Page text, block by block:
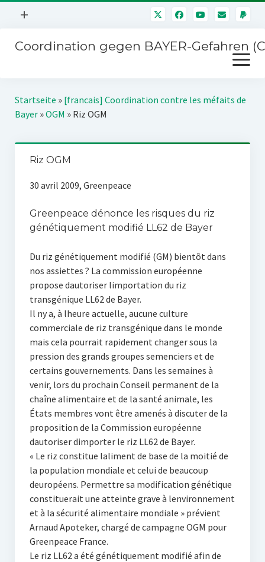
Menü
+
Mitmachen
Über uns
Impressum
Coordination gegen BAYER-Gefahren
Menü
öffnen
Kampagnen
Startseite » [francais] Coordination contre les méfaits de
Bayer»OGM » Riz OGM
Riz OGM
30 avril 2009, Greenpeace
Greenpeace dénonce les risques du riz
génétiquement modifié LL62 de Bayer
Du riz génétiquement modifié (GM) bientôt dans
nos assiettes ? La commission européenne
propose dautoriser limportation du riz
transgénique LL62 de Bayer.
Il ny a, à lheure actuelle, aucune culture
commerciale de riz transgénique dans le monde
mais cela pourrait rapidement changer sous la
pression des grands groupes semenciers et de
certains gouvernements. Dans les semaines à
venir, lors du prochain Conseil permanent de la
chaîne alimentaire et de la santé animale, les
États membres vont être amenés à discuter de la
proposition de la Commission européenne
dautoriser dimporter le riz LL62 de Bayer.
« Le riz constitue laliment de base de la moitié de
la population mondiale et celui de beaucoup
deuropéens. Permettre sa modification génétique
constituerait une atteinte grave à lenvironnement
et à la sécurité alimentaire mondiale » prévient
Arnaud Apoteker, chargé de campagne OGM pour
Greenpeace France.
Le riz LL62 a été génétiquement modifié afin de